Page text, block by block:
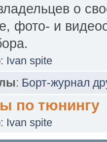
о
фото- и
Ivan spite
: Борт-журнал
по тюнингу
Ivan spite